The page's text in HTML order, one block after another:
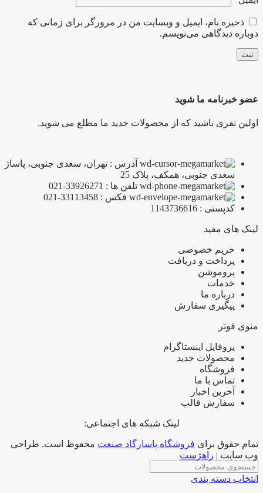
ذخیره نام، ایمیل و وبسایت من در مرورگر برای زمانی که
دوباره دیدگاهی می‌نویسم.
عضو خبرنامه ما شوید
اولین نفری باشید که از محصولات جدید ما مطلع می شوید.
آدرس : تهران، سعدی جنوبی، پاساژ
سعدی جنوبی، همکف، پلاک 25
تلفن ها : 33926271-021
فکس : 33113458-021
کدپستی : 1143736616
لینک های مفید
حریم خصوصی
پرداخت و دریافت
پروموشن
خدمات
درباره ما
پیگیری سفارش
منوی فوتر
پروفایل اینستاگرام
محصولات جدید
فروشگاه
تماس با ما
آخرین اخبار
سفارش قالب
لینک شبکه های اجتماعی:
تمام حقوق برای فروشگاه پاسارگاد صنعت محفوظ است. طراحی
وب سایت | راهژست
انتخاب دسته بندی